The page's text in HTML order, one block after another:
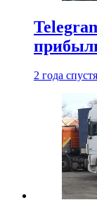
2 года спустя